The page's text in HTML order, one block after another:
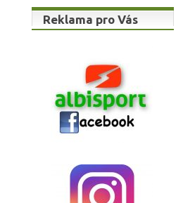
Reklama pro Vás